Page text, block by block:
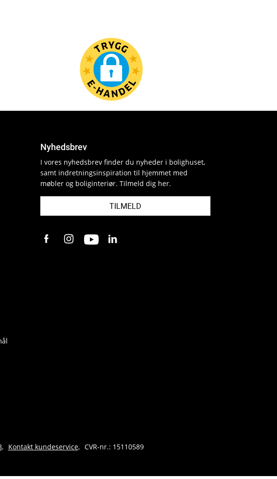
Nyhedsbrev
I vores nyhedsbrev finder du nyheder i bolighuset,
samt indretningsinspiration til hjemmet med
møbler og boliginteriør. Tilmeld dig her.
TILMELD
Kontakt kundeservice CVR-nr.: 15110589